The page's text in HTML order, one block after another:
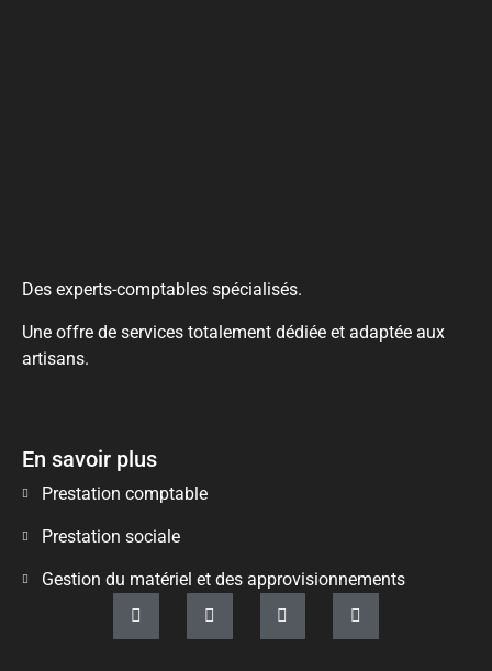
Des experts-comptables spécialisés.
Une offre de services totalement dédiée et adaptée aux
artisans.
En savoir plus
Prestation comptable
Prestation sociale
Gestion du matériel et des approvisionnements